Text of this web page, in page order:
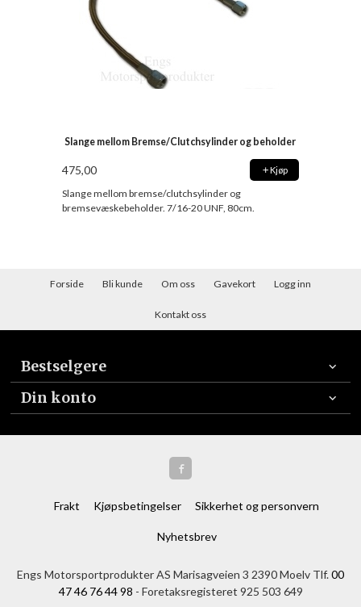
Slange mellom Bremse/Clutchsylinder og beholder
475,00 Kjøp
Slange mellom bremse/clutchsylinder og
bremsevæskebeholder. 7/16-20 UNF, 80cm.
Forside Bli kunde Om oss Gavekort Logg inn
Kontakt oss
Bestselgere
Din konto
Frakt Kjøpsbetingelser Sikkerhet og personvern
Nyhetsbrev
Engs Motorsportprodukter AS Marisagveien 3 2390 Moelv Tlf.00
47 46 76 44 98 - Foretaksregisteret 925 503 649